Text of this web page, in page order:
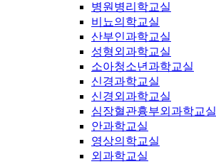
병원병리학교실
비뇨의학교실
산부인과학교실
성형외과학교실
소아청소년과학교실
신경과학교실
신경외과학교실
심장혈관흉부외과학교실
안과학교실
영상의학교실
외과학교실